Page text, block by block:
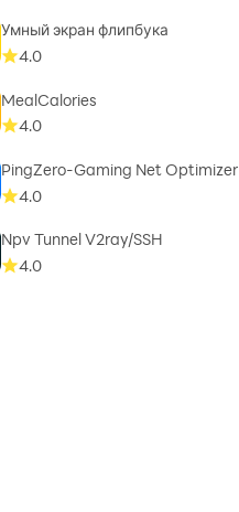
Умный экран флипбука
4.0
MealCalories
4.0
PingZero-Gaming Net Optimizer
4.0
Npv Tunnel V2ray/SSH
4.0